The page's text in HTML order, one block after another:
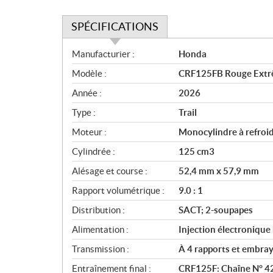
SPÉCIFICATIONS
S
p
é
c
i
f
i
c
a
t
i
o
n
s
Manufacturier :
Honda
Modèle :
CRF125FB Rouge
Année :
2026
Type :
Trail
Moteur :
Monocylindre à
Cylindrée :
125 cm3
Alésage et course :
52,4 mm x 57,9 mm
Rapport volumétrique :
9.0 : 1
Distribution :
SACT; 2-soupapes
Alimentation :
Injection électronique
Transmission :
À 4 rapports et
Entraînement final :
CRF125F: Chaîne N°